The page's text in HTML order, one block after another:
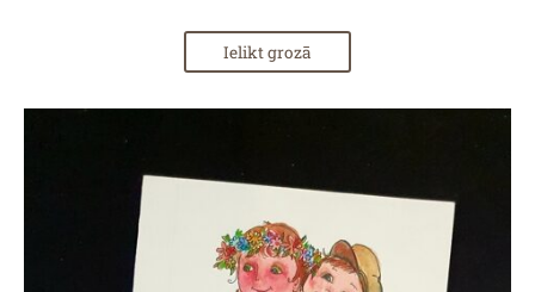
Ielikt grozā